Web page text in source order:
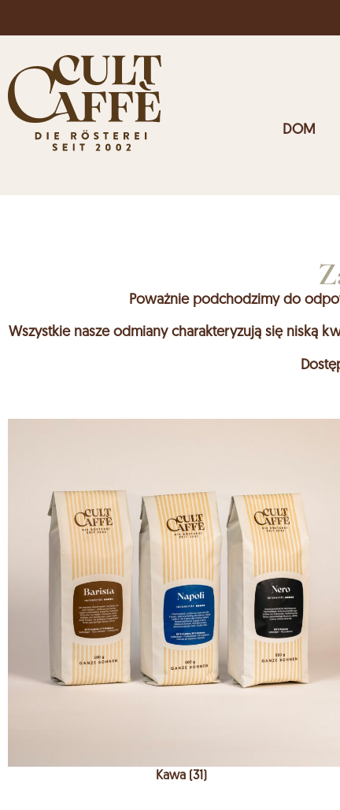
Darmowa wysyłka w Austrii dla zamówień powyżej 125
DOM
Poważnie podchodzimy do
Wszystkie nasze odmiany charakteryzują się niską
Kawa (31)